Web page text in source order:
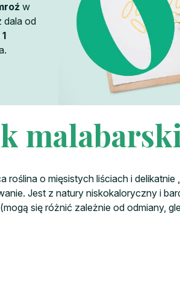
w
dala od
1
o mięsistych liściach i delikatnie
Jest z natury niskokaloryczny i
się różnić zależnie od odmiany,